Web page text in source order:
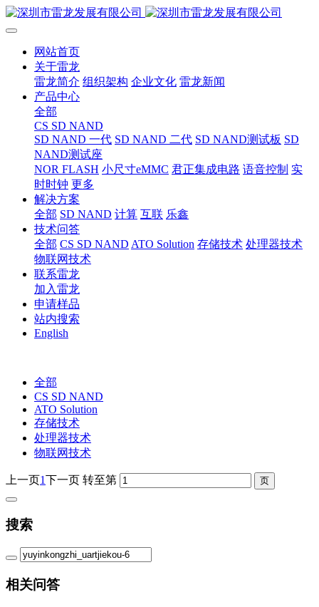
网站首页
关于雷龙
雷龙简介 组织架构 企业文化 雷龙新闻
产品中心
全部
CS SD NAND
SD NAND 一代 SD NAND 二代 SD NAND测试板 SD
NAND测试座
NOR FLASH 小尺寸eMMC 君正集成电路 语音控制 实
时时钟 更多
解决方案
全部 SD NAND 计算 互联 乐鑫
技术问答
全部 CS SD NAND ATO Solution 存储技术 处理器技术
物联网技术
联系雷龙
加入雷龙
申请样品
站内搜索
English
全部
CS SD NAND
ATO Solution
存储技术
处理器技术
物联网技术
上一页1下一页 转至第
搜索
相关问答